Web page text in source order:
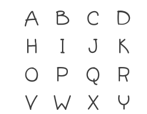
A B C D
H
I J K
O
P Q R
V
W X Y